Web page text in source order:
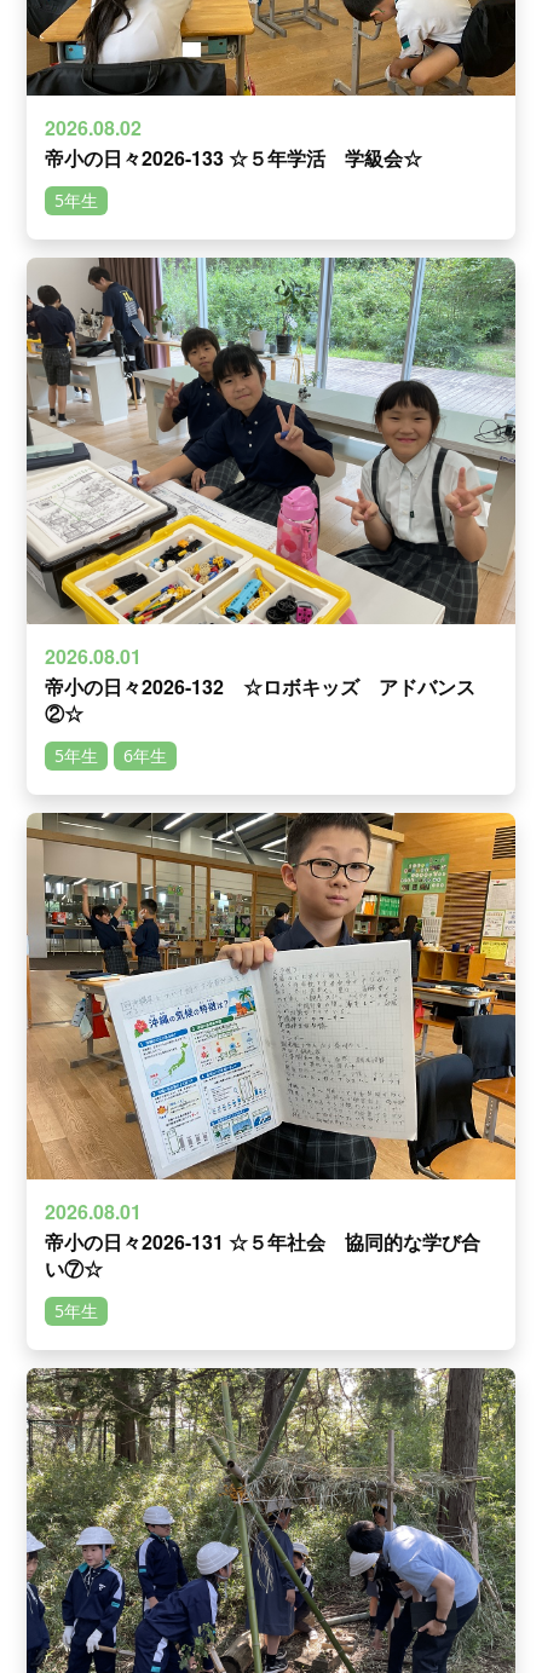
2026.08.02
帝小の日々2026-133 ☆５年学活 学級会☆
5年生
2026.08.01
帝小の日々2026-132 ☆ロボキッズ アドバンス
②☆
5年生 6年生
2026.08.01
帝小の日々2026-131 ☆５年社会 協同的な学び合
い⑦☆
5年生